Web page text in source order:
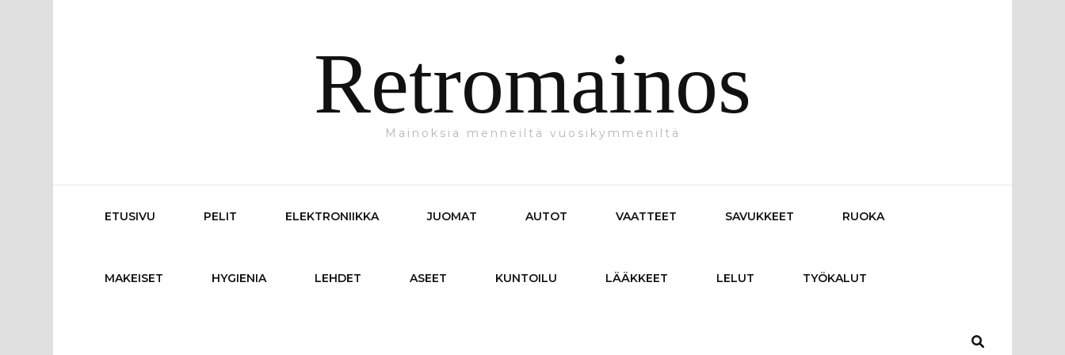
Retromainos
Mainoksia menneiltä vuosikymmeniltä
ETUSIVU PELIT ELEKTRONIIKKA JUOMAT AUTOT VAATTEET SAVUKKEET RUOKA
MAKEISET HYGIENIA LEHDET ASEET KUNTOILU LÄÄKKEET LELUT TYÖKALUT